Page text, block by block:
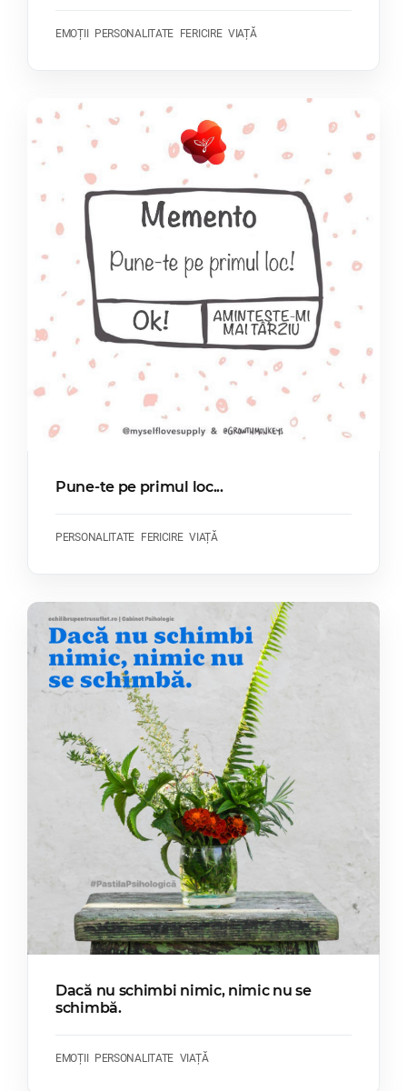
EMOȚII PERSONALITATE FERICIRE VIAȚĂ
Pune-te pe primul loc...
PERSONALITATE FERICIRE VIAȚĂ
Dacă nu schimbi nimic, nimic nu se
schimbă.
EMOȚII PERSONALITATE VIAȚĂ